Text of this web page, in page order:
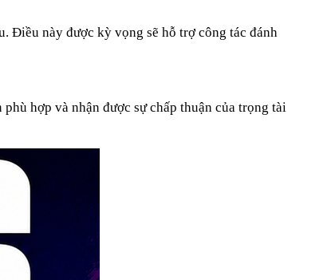
Điều này được kỳ vọng sẽ hỗ trợ công tác đánh
hợp và nhận được sự chấp thuận của trọng tài